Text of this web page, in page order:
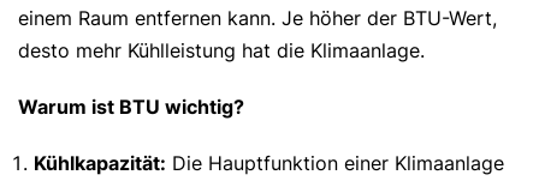
einem Raum entfernen kann. Je höher der BTU-Wert,
desto mehr Kühlleistung hat die Klimaanlage.
Warum ist BTU wichtig?
Kühlkapazität: Die Hauptfunktion einer Klimaanlage